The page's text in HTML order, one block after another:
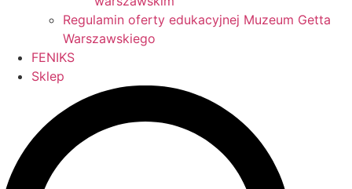
Regulamin oferty edukacyjnej Muzeum Getta
Warszawskiego
FENIKS
Sklep